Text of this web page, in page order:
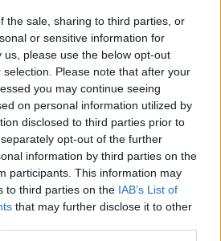
the sale, sharing to third parties, or
or sensitive information for
please use the below opt-out
Please note that after your
you may continue seeing
on personal information utilized by
disclosed to third parties prior to
opt-out of the further
information by third parties on the
participants. This information may
to third parties on the IAB’s List of
that may further disclose it to other
Djali ishte në konflikt me një
person tjetër, babai 69-vjeçar
humb jetën nga arresti kardiak
(EMRI)
Parashikimi i motit 7 Gusht
2026/ Reshje shiu dhe
temperatura deri në 38 gradë
Horoskopi 7 Gusht 2026/